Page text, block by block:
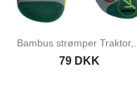
Bambus strømper Traktor,...
79 DKK